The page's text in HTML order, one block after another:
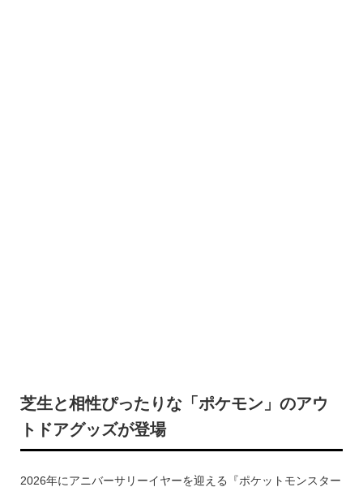
芝生と相性ぴったりな「ポケモン」のアウ
トドアグッズが登場
2026年にアニバーサリーイヤーを迎える『ポケットモンスター